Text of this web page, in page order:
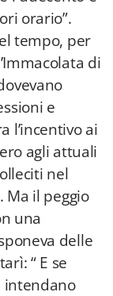
orario”.
tempo, per
di
e
l’incentivo ai
agli attuali
nel
il peggio
una
delle
“ E se
intendano